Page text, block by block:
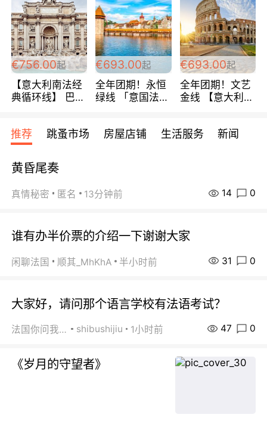
馆 108欧/人/天
488欧/人
天！巴黎上下！
包拼房~
€756.00起
【意大利南法经
典循环线】 巴黎
宾馆 108欧/天起
全程756欧/位
€693.00起
全年团期！永恒
绿线 「意国法
欧/天起 ~包拼房
€693.00起
全年团期！文艺
金线 【意大利一
每周铁发！
推荐 跳蚤市场 房屋店铺 生活服务 新闻
黄昏尾奏
真情秘密 匿名 13分钟前 14 0
谁有办半价票的介绍一下谢谢大家
闲聊法国 顺其_MhKhA 半小时前 31 0
大家好，请问那个语言学校有法语考试？
法国你问我答 shibushijiu 1小时前 47 0
《岁月的守望者》